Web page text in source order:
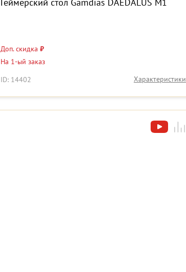
Геймерский стол Gamdias DAEDALUS M1
Доп. скидка ₽
На 1-ый заказ
ID: 14402
Характеристики